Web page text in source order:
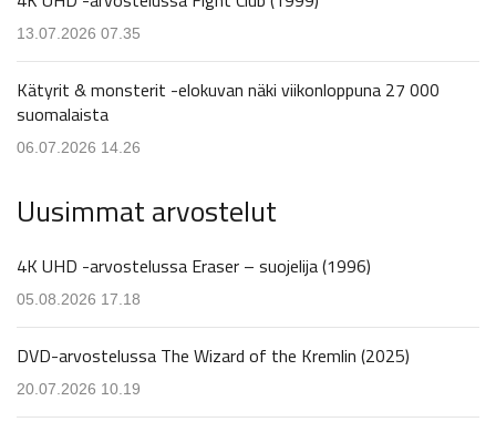
13.07.2026 07.35
Kätyrit & monsterit -elokuvan näki viikonloppuna 27 000
suomalaista
06.07.2026 14.26
Uusimmat arvostelut
4K UHD -arvostelussa Eraser – suojelija (1996)
05.08.2026 17.18
DVD-arvostelussa The Wizard of the Kremlin (2025)
20.07.2026 10.19